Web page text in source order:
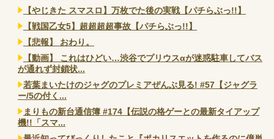
【やじきた スマスロ】万枚でた後の実戦【パチらぶっ!!】
【戦国乙女5】超超超超事故【パチらぶっ!!】
【悲報】 おわり。
【動画】 これはひどい…渋谷でプリウスαが迷惑駐車してバス
が通れず封鎖状...
若葉まいたけのジャグのプレミアぜんぶ見る! #57【ジャグラ
ー/5の付く...
まりもの新台通信簿 #174【伝説の格ゲーとの最新タイアップ
機!!「スマ...